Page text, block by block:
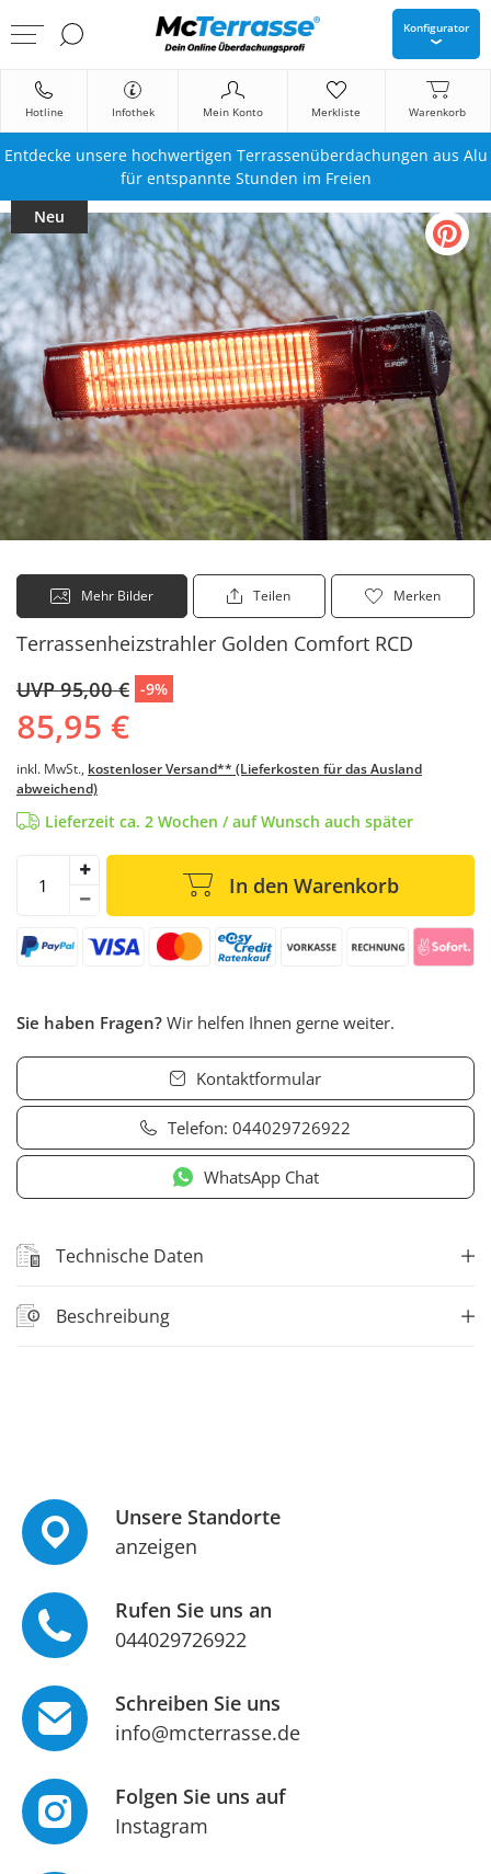
Konfigurator
Hotline Infothek Mein Konto Merkliste Warenkorb
Entdecke unsere hochwertigen Terrassenüberdachungen aus Alu
für entspannte Stunden im Freien
Neu
Mehr Bilder Teilen Merken
Terrassenheizstrahler Golden Comfort RCD
UVP 95,00 € -9%
85,95 €
inkl. MwSt., kostenloser Versand** (Lieferkosten für das Ausland
abweichend)
Lieferzeit ca. 2 Wochen / auf Wunsch auch später
In den Warenkorb
Sie haben Fragen? Wir helfen Ihnen gerne weiter.
Kontaktformular
Telefon: 044029726922
WhatsApp Chat
Technische Daten
Beschreibung
Unsere Standorte
anzeigen
Rufen Sie uns an
044029726922
Schreiben Sie uns
info@mcterrasse.de
Folgen Sie uns auf
Instagram